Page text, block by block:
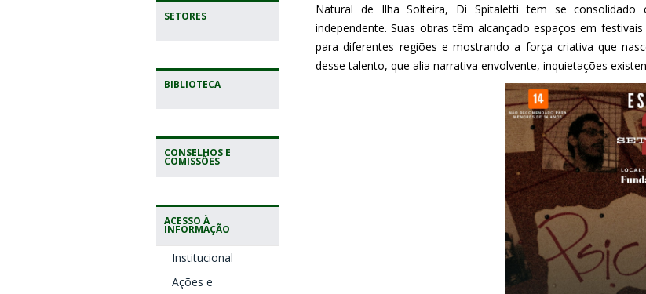
SETORES
BIBLIOTECA
CONSELHOS E
COMISSÕES
ACESSO À
INFORMAÇÃO
Institucional
Ações e
Natural de Ilha Solteira, Di Spitaletti tem se
independente. Suas obras têm alcançado espaços em
para diferentes regiões e mostrando a força criativa que
desse talento, que alia narrativa envolvente, inquietações